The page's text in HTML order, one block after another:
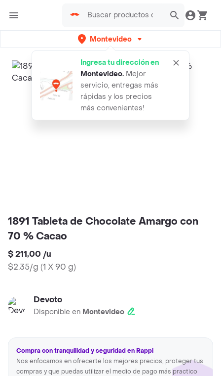
Montevideo
Ingresa tu dirección en
Montevideo. Mejor
servicio, entregas más
rápidas y los precios
más convenientes!
1891 Tableta de Chocolate Amargo con
70 % Cacao
$ 211,00 /u
$2.35/g (1 X 90 g)
Devoto
Disponible en Montevideo
Compra con tranquilidad y seguridad en Rappi
Nos enfocamos en ofrecerte los mejores precios, proteger tus
compras y que puedas utilizar el medio de pago más practico